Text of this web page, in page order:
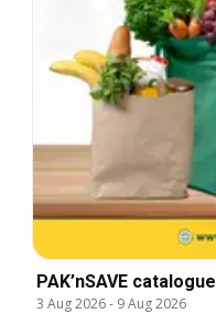
PAK’nSAVE catalogue
3 Aug 2026- 9 Aug 2026